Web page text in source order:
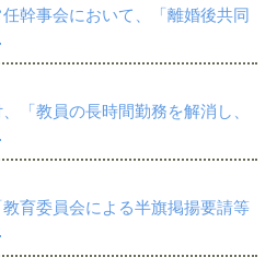
幹事会において、「離婚後共同
「教員の長時間勤務を解消し、
育委員会による半旗掲揚要請等